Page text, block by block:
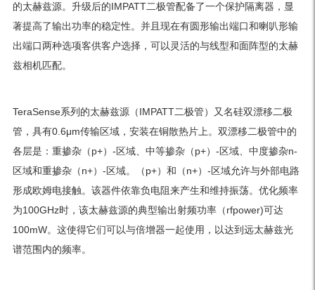
的太赫兹源。升级后的IMPATT二极管配备了一个保护隔离器，显
著提高了输出功率的稳定性。并且现在有圆形输出端口和喇叭形输
出端口两种选项客供客户选择，可以灵活的与线型和面阵型的太赫
兹相机匹配。
TeraSense系列的太赫兹源（IMPATT二极管）又名硅双漂移二极
管，具有0.6μm传输区域，安装在铜散热片上。双漂移二极管中的
各层是：重掺杂（p+）-区域、中等掺杂（p+）-区域、中度掺杂n-
区域和重掺杂（n+）-区域。（p+）和（n+）-区域允许与外部电路
形成欧姆电接触。该器件依靠负电阻来产生和维持振荡。优化频率
为100GHz时，该太赫兹源的典型输出射频功率（rfpower)可达
100mW。这使得它们可以与倍增器一起使用，以达到远太赫兹光
谱范围内的频率。